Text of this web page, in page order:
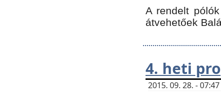
A rendelt
átvehetőek
4. heti
2015. 09. 28. -